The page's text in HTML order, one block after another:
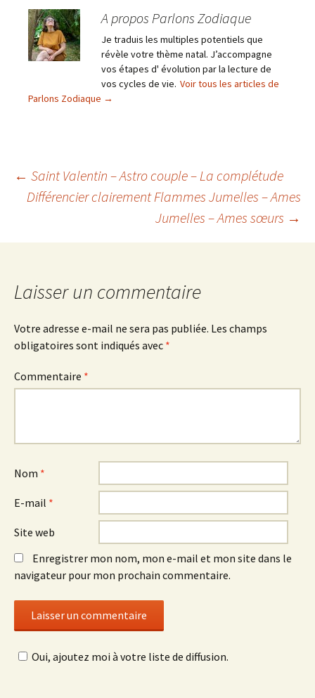
A propos Parlons Zodiaque
Je traduis les multiples potentiels que
révèle votre thème natal. J’accompagne
vos étapes d' évolution par la lecture de
vos cycles de vie. Voir tous les articles de
Parlons Zodiaque →
Navigation
← Saint Valentin – Astro couple – La complétude
Différencier clairement Flammes Jumelles – Ames
Jumelles – Ames sœurs →
Laisser un commentaire
Votre adresse e-mail ne sera pas publiée. Les champs
obligatoires sont indiqués avec *
Commentaire *
Nom *
E-mail *
Site web
Enregistrer mon nom, mon e-mail et mon site dans le
navigateur pour mon prochain commentaire.
Oui, ajoutez moi à votre liste de diffusion.